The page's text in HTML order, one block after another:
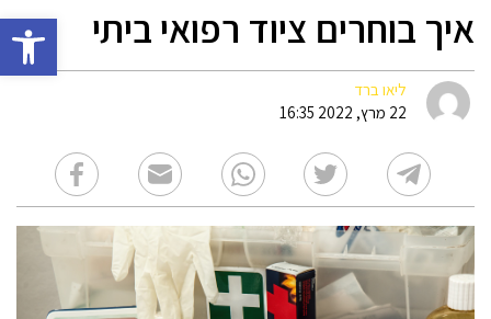
פתח איך בוחרים ציוד רפואי ביתי
ליאו ברד
22 מרץ, 2022 16:35